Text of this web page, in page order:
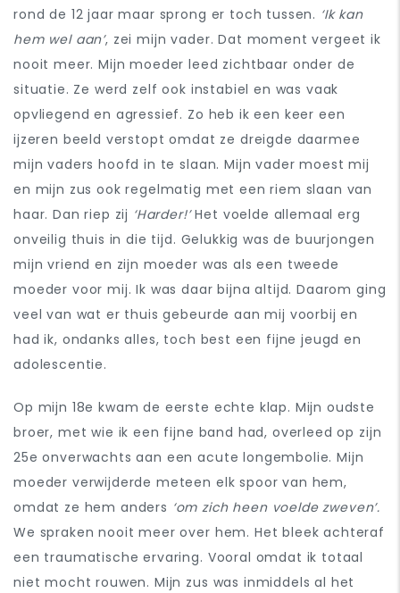
rond de 12 jaar maar sprong er toch tussen. ‘Ik kan
hem wel aan’, zei mijn vader. Dat moment vergeet ik
nooit meer. Mijn moeder leed zichtbaar onder de
situatie. Ze werd zelf ook instabiel en was vaak
opvliegend en agressief. Zo heb ik een keer een
ijzeren beeld verstopt omdat ze dreigde daarmee
mijn vaders hoofd in te slaan. Mijn vader moest mij
en mijn zus ook regelmatig met een riem slaan van
haar. Dan riep zij ‘Harder!’Het voelde allemaal erg
onveilig thuis in die tijd. Gelukkig was de buurjongen
mijn vriend en zijn moeder was als een tweede
moeder voor mij. Ik was daar bijna altijd. Daarom ging
veel van wat er thuis gebeurde aan mij voorbij en
had ik, ondanks alles, toch best een fijne jeugd en
adolescentie.
Op mijn 18e kwam de eerste echte klap. Mijn oudste
broer, met wie ik een fijne band had, overleed op zijn
25e onverwachts aan een acute longembolie. Mijn
moeder verwijderde meteen elk spoor van hem,
omdat ze hem anders ‘om zich heen voelde zweven’.
We spraken nooit meer over hem. Het bleek achteraf
een traumatische ervaring. Vooral omdat ik totaal
niet mocht rouwen. Mijn zus was inmiddels al het